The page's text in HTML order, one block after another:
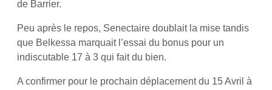
de Barrier.
Peu après le repos, Senectaire doublait la mise tandis
que Belkessa marquait l’essai du bonus pour un
indiscutable 17 à 3 qui fait du bien.
A confirmer pour le prochain déplacement du 15 Avril à